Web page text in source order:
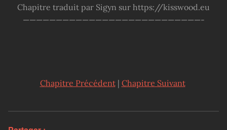
Chapitre traduit par Sigyn sur https://kisswood.eu
———————————————————————————-
Chapitre Précédent| Chapitre Suivant